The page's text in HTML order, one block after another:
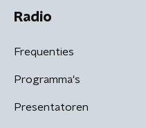
Radio
Frequenties
Programma's
Presentatoren